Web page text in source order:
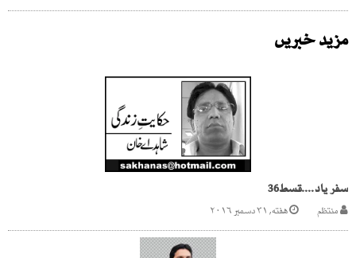
مزید خبریں
سفر یاد....قسط36
منتظم هفته, ۳۱ دسمبر ۲۰۱۶